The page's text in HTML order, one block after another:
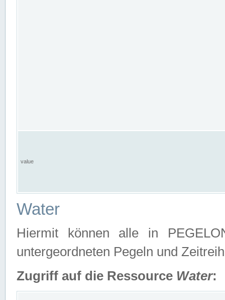
value
Water
Hiermit können alle in
untergeordneten Pegeln und
Zugriff auf die Ressource Water: